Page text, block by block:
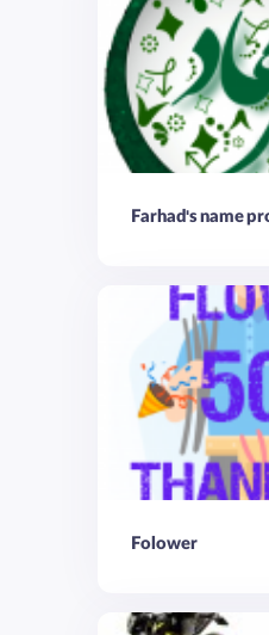
Farhad's name
Folower